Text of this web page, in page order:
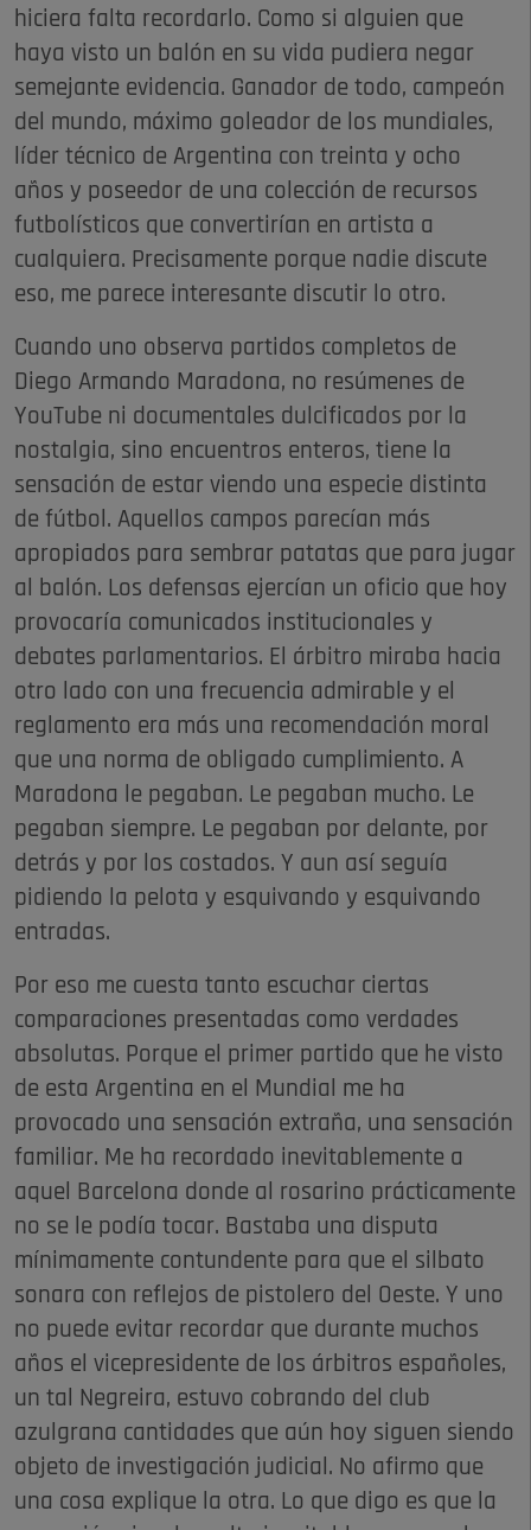
hiciera falta recordarlo. Como si alguien que
haya visto un balón en su vida pudiera negar
semejante evidencia. Ganador de todo, campeón
del mundo, máximo goleador de los mundiales,
líder técnico de Argentina con treinta y ocho
años y poseedor de una colección de recursos
futbolísticos que convertirían en artista a
cualquiera. Precisamente porque nadie discute
eso, me parece interesante discutir lo otro.
Cuando uno observa partidos completos de
Diego Armando Maradona, no resúmenes de
YouTube ni documentales dulcificados por la
nostalgia, sino encuentros enteros, tiene la
sensación de estar viendo una especie distinta
de fútbol. Aquellos campos parecían más
apropiados para sembrar patatas que para jugar
al balón. Los defensas ejercían un oficio que hoy
provocaría comunicados institucionales y
debates parlamentarios. El árbitro miraba hacia
otro lado con una frecuencia admirable y el
reglamento era más una recomendación moral
que una norma de obligado cumplimiento. A
Maradona le pegaban. Le pegaban mucho. Le
pegaban siempre. Le pegaban por delante, por
detrás y por los costados. Y aun así seguía
pidiendo la pelota y esquivando y esquivando
entradas.
Por eso me cuesta tanto escuchar ciertas
comparaciones presentadas como verdades
absolutas. Porque el primer partido que he visto
de esta Argentina en el Mundial me ha
provocado una sensación extraña, una sensación
familiar. Me ha recordado inevitablemente a
aquel Barcelona donde al rosarino prácticamente
no se le podía tocar. Bastaba una disputa
mínimamente contundente para que el silbato
sonara con reflejos de pistolero del Oeste. Y uno
no puede evitar recordar que durante muchos
años el vicepresidente de los árbitros españoles,
un tal Negreira, estuvo cobrando del club
azulgrana cantidades que aún hoy siguen siendo
objeto de investigación judicial. No afirmo que
una cosa explique la otra. Lo que digo es que la